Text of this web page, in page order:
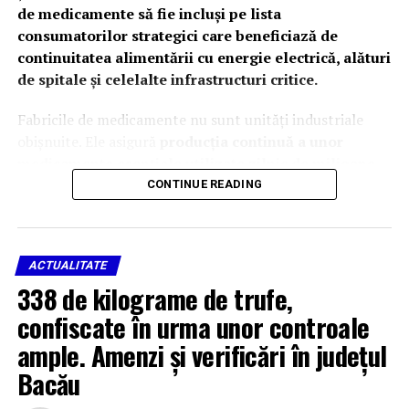
de medicamente să fie incluși pe lista
consumatorilor strategici care beneficiază de
continuitatea alimentării cu energie electrică, alături
de spitale și celelalte infrastructuri critice.
Fabricile de medicamente nu sunt unități industriale
de pacienți români și de spitalele din toată țara
reprezintă ocondiție indispensabilă pentru
desfășurarea proceselor de fabricație
siguranță și în conformitate cu standardele europene de
Bună Practică de Fabricație (GMP).
Întreruperea alimentării cu energie electrică, chiar și
pentru perioade scurte, poate compromite procese
tehnologice aflate în desfășurare, poate conduce la
pierderea unor loturi întregi de medicamente și materii
CONTINUE READING
ACTUALITATE
338 de kilograme de trufe,
confiscate în urma unor controale
ample. Amenzi și verificări în județul
Bacău